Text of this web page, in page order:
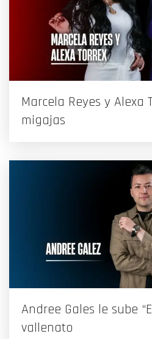
Marcela Reyes y Alexa
migajas
Andree Gales le sube
vallenato